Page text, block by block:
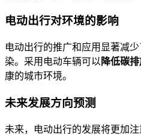
电动出行对环境的影响
电动出行的推广和应用显著减
染。采用电动车辆可以 降低碳
康的城市环境。
未来发展方向预测
未来，电动出行的发展将更加注